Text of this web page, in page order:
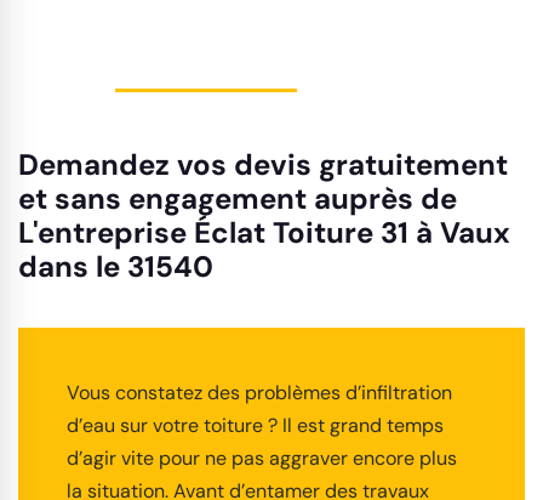
Demandez vos devis gratuitement
et sans engagement auprès de
L'entreprise Éclat Toiture 31 à Vaux
dans le 31540
Vous constatez des problèmes d’infiltration
d’eau sur votre toiture ? Il est grand temps
d’agir vite pour ne pas aggraver encore plus
la situation. Avant d’entamer des travaux